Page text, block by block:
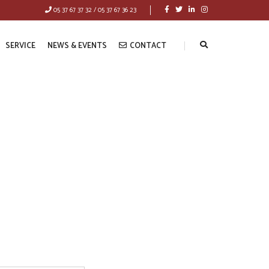
05 37 67 37 32 / 05 37 67 36 23
SERVICE NEWS & EVENTS CONTACT